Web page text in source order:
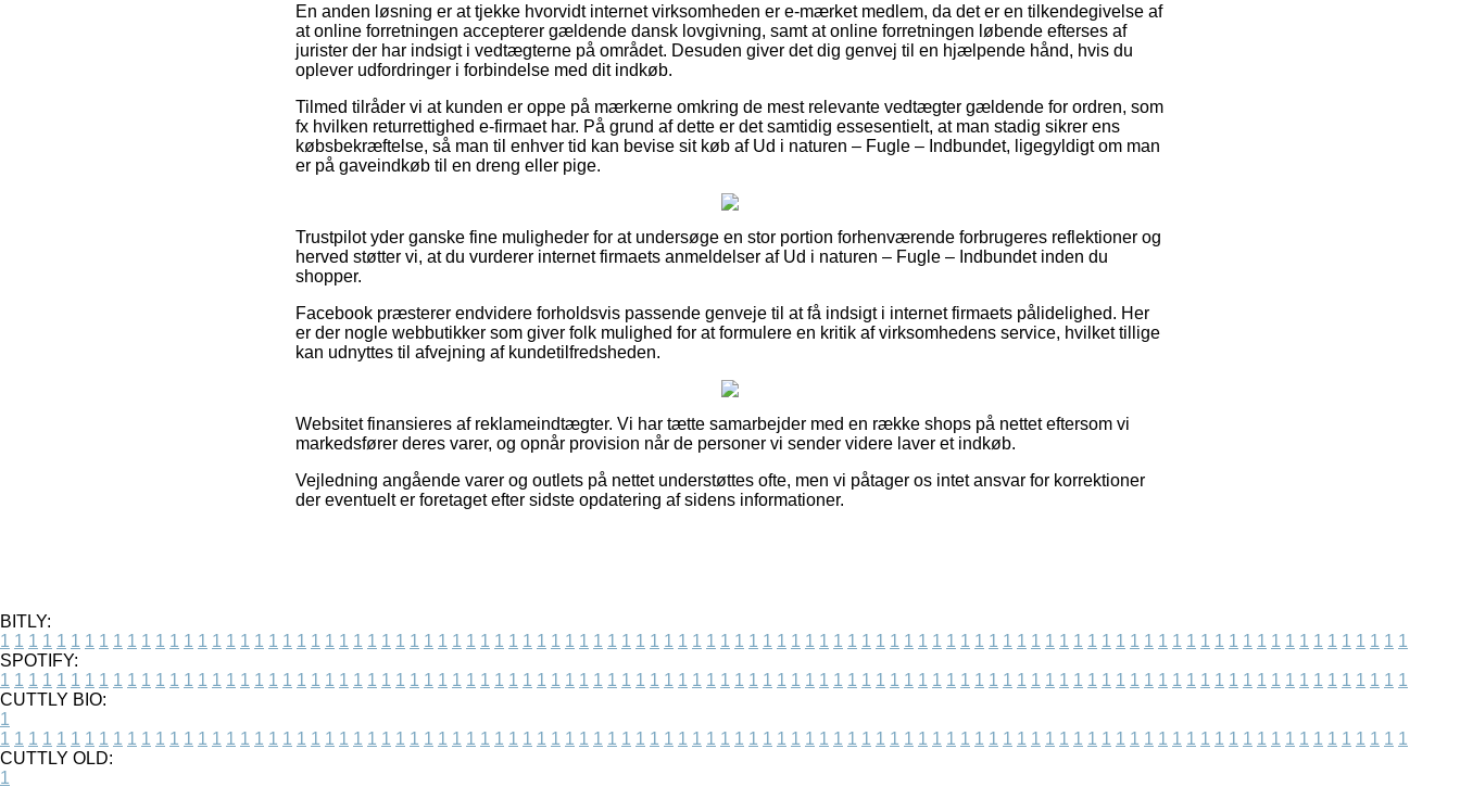
En anden løsning er at tjekke hvorvidt internet virksomheden er e-mærket medlem, da det er en tilkendegivelse af
at online forretningen accepterer gældende dansk lovgivning, samt at online forretningen løbende efterses af
jurister der har indsigt i vedtægterne på området. Desuden giver det dig genvej til en hjælpende hånd, hvis du
oplever udfordringer i forbindelse med dit indkøb.
Tilmed tilråder vi at kunden er oppe på mærkerne omkring de mest relevante vedtægter gældende for ordren, som
fx hvilken returrettighed e-firmaet har. På grund af dette er det samtidig essesentielt, at man stadig sikrer ens
købsbekræftelse, så man til enhver tid kan bevise sit køb af Ud i naturen – Fugle – Indbundet, ligegyldigt om man
er på gaveindkøb til en dreng eller pige.
Trustpilot yder ganske fine muligheder for at undersøge en stor portion forhenværende forbrugeres reflektioner og
herved støtter vi, at du vurderer internet firmaets anmeldelser af Ud i naturen – Fugle – Indbundet inden du
shopper.
Facebook præsterer endvidere forholdsvis passende genveje til at få indsigt i internet firmaets pålidelighed. Her
er der nogle webbutikker som giver folk mulighed for at formulere en kritik af virksomhedens service, hvilket tillige
kan udnyttes til afvejning af kundetilfredsheden.
Websitet finansieres af reklameindtægter. Vi har tætte samarbejder med en række shops på nettet eftersom vi
markedsfører deres varer, og opnår provision når de personer vi sender videre laver et indkøb.
Vejledning angående varer og outlets på nettet understøttes ofte, men vi påtager os intet ansvar for korrektioner
der eventuelt er foretaget efter sidste opdatering af sidens informationer.
BITLY:
1 1 1 1 1 1 1 1 1 1 1 1 1 1 1 1 1 1 1 1 1 1 1 1 1 1 1 1 1 1 1 1 1 1 1 1 1 1 1 1 1 1 1 1 1 1 1 1 1 1 1 1 1 1 1 1 1 1 1 1 1 1 1 1 1 1 1 1 1 1 1 1 1 1 1 1 1 1 1 1 1 1 1 1 1 1 1 1 1 1 1 1 1 1 1 1 1 1 1 1
SPOTIFY:
1 1 1 1 1 1 1 1 1 1 1 1 1 1 1 1 1 1 1 1 1 1 1 1 1 1 1 1 1 1 1 1 1 1 1 1 1 1 1 1 1 1 1 1 1 1 1 1 1 1 1 1 1 1 1 1 1 1 1 1 1 1 1 1 1 1 1 1 1 1 1 1 1 1 1 1 1 1 1 1 1 1 1 1 1 1 1 1 1 1 1 1 1 1 1 1 1 1 1 1
CUTTLY BIO:
1
1 1 1 1 1 1 1 1 1 1 1 1 1 1 1 1 1 1 1 1 1 1 1 1 1 1 1 1 1 1 1 1 1 1 1 1 1 1 1 1 1 1 1 1 1 1 1 1 1 1 1 1 1 1 1 1 1 1 1 1 1 1 1 1 1 1 1 1 1 1 1 1 1 1 1 1 1 1 1 1 1 1 1 1 1 1 1 1 1 1 1 1 1 1 1 1 1 1 1 1
CUTTLY OLD:
1